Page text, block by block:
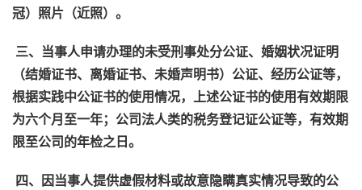
冠）照片（近照）。
三、当事人申请办理的未受刑事处分公证、婚姻状况证明
（结婚证书、离婚证书、未婚声明书）公证、经历公证等，
根据实践中公证书的使用情况，上述公证书的使用有效期限
为六个月至一年；公司法人类的税务登记证公证等，有效期
限至公司的年检之日。
四、因当事人提供虚假材料或故意隐瞒真实情况导致的公